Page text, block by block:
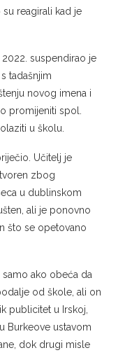
reagirali kad je
suspendirao je
tadašnjim
novog imena i
promijeniti spol.
u školu.
Učitelj je
zbog
u dublinskom
ali je ponovno
što se opetovano
ako obeća da
od škole, ali on
publicitet u Irskoj,
Burkeove ustavom
dok drugi misle